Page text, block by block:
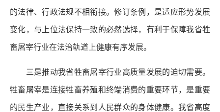
的法律、行政法规不相衔接。修订条例，是适应形势发展
变化，与上位法保持一致的必然选择，有利于保障我省牲
畜屠宰行业在法治轨道上健康有序发展。
三是推动我省牲畜屠宰行业高质量发展的迫切需要。
牲畜屠宰是连接牲畜养殖和终端消费的重要环节，是重要
的民生产业，直接关系到人民群众的身体健康。我省高度